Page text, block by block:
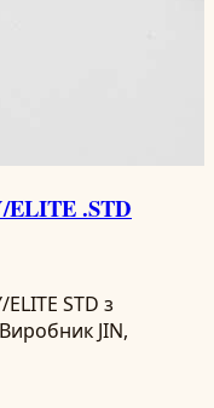
ELITE .STD
STD з
JIN,